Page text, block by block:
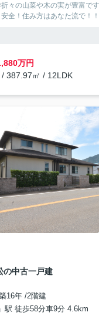
々の山菜や木の実が豊富で
全！住み方はあなた流で！！
万円
/ 387.97㎡ / 12LDK
の中古一戸建
16年 /2階建
駅 徒歩58分車9分 4.6km